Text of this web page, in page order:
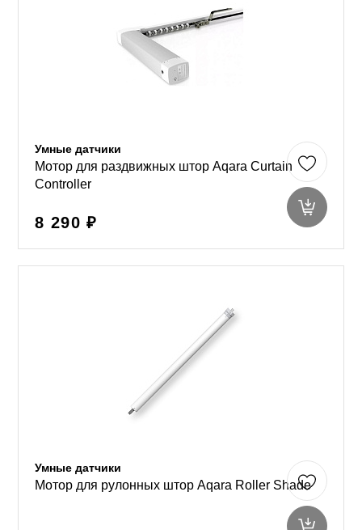
Умные датчики
Мотор для раздвижных штор Aqara Curtain
Controller
8 290 ₽
Умные датчики
Мотор для рулонных штор Aqara Roller Shade